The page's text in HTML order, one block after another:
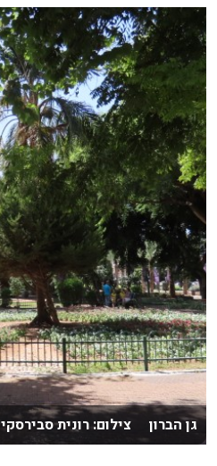
גן הברון צילום: רונית סבירסקי